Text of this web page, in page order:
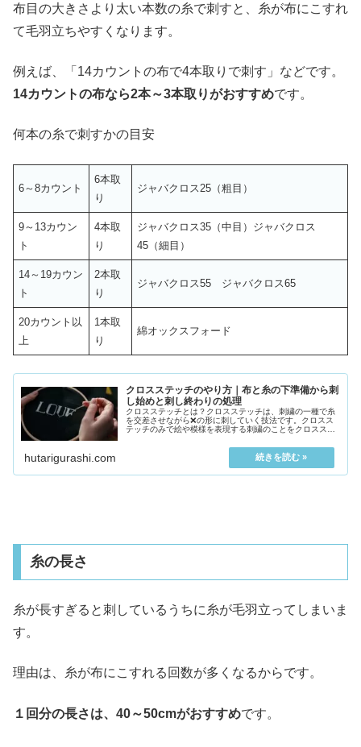
布目の大きさより太い本数の糸で刺すと、糸が布にこすれ
て毛羽立ちやすくなります。
例えば、「14カウントの布で4本取りで刺す」などです。
14カウントの布なら2本～3本取りがおすすめです。
何本の糸で刺すかの目安
6～8カウント
6本取
り
ジャバクロス25（粗目）
9～13カウン
ト
4本取
り
ジャバクロス35（中目）ジャバクロス
45（細目）
14～19カウン
ト
2本取
り
ジャバクロス55 ジャバクロス65
20カウント以
上
1本取
り
綿オックスフォード
クロスステッチのやり方｜布と糸の下準備から刺
し始めと刺し終わりの処理
クロスステッチとは？クロスステッチは、刺繍の一種で糸
を交差させながら❌の形に刺していく技法です。クロスス
テッチのみで絵や模様を表現する刺繍のことをクロスステ
hutarigurashi.com
糸の長さ
糸が長すぎると刺しているうちに糸が毛羽立ってしまいま
す。
理由は、糸が布にこすれる回数が多くなるからです。
１回分の長さは、40～50cmがおすすめです。